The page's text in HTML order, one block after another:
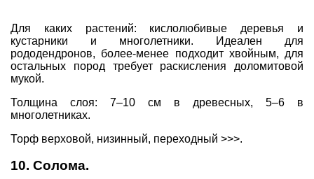
Для каких растений: кислолюбивые деревья и
кустарники и многолетники. Идеален для
рододендронов, более-менее подходит хвойным, для
остальных пород требует раскисления доломитовой
мукой.
Толщина слоя: 7–10 см в древесных, 5–6 в
многолетниках.
Торф верховой, низинный, переходный >>>.
10. Солома.